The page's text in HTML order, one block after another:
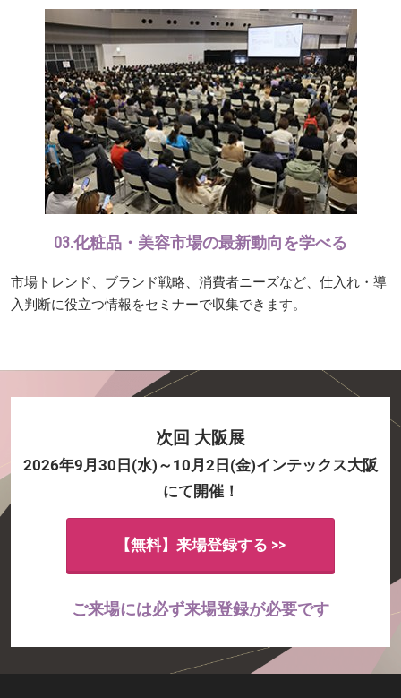
03.化粧品・美容市場の最新動向を学べる
市場トレンド、ブランド戦略、消費者ニーズなど、仕入れ・導
入判断に役立つ情報をセミナーで収集できます。
次回 大阪展
2026年9月30日(水)～10月2日(金)インテックス大阪
にて開催！
【無料】来場登録する >>
ご来場には必ず来場登録が必要です